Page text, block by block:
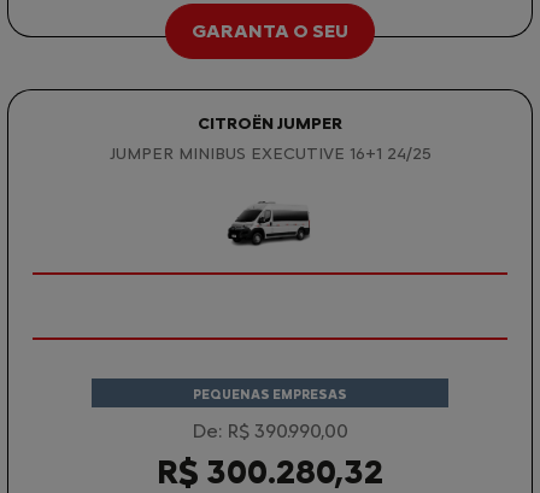
GARANTA O SEU
CITROËN JUMPER
JUMPER MINIBUS EXECUTIVE 16+1 24/25
PEQUENAS EMPRESAS
De: R$ 390.990,00
R$ 300.280,32